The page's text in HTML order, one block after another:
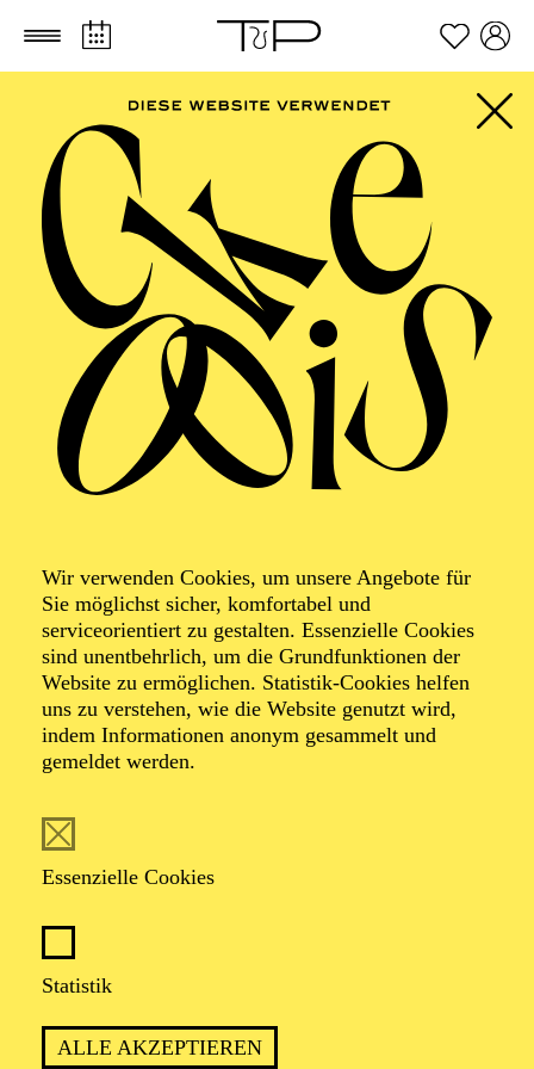
Zum Hauptinhalt springen Zum Footer springen
Wir verwenden Cookies, um unsere Angebote für
Sie möglichst sicher, komfortabel und
serviceorientiert zu gestalten. Essenzielle Cookies
sind unentbehrlich, um die Grundfunktionen der
Website zu ermöglichen. Statistik-Cookies helfen
uns zu verstehen, wie die Website genutzt wird,
indem Informationen anonym gesammelt und
gemeldet werden.
Essenzielle Cookies
Statistik
ALLE AKZEPTIEREN
Foto: Björn Hickmann
Studium an der Hochschule für Musik und Theater in